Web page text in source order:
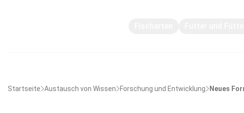
Startseite Austausch von Wissen Forschung und Entwicklung Neues